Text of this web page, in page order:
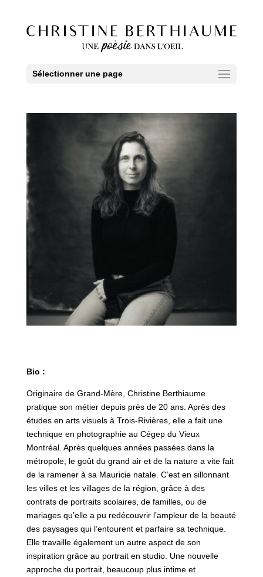
Sélectionner une page
Bio :
Originaire de Grand-Mère, Christine Berthiaume
pratique son métier depuis près de 20 ans. Après des
études en arts visuels à Trois-Rivières, elle a fait une
technique en photographie au Cégep du Vieux
Montréal. Après quelques années passées dans la
métropole, le goût du grand air et de la nature a vite fait
de la ramener à sa Mauricie natale. C’est en sillonnant
les villes et les villages de la région, grâce à des
contrats de portraits scolaires, de familles, ou de
mariages qu’elle a pu redécouvrir l’ampleur de la beauté
des paysages qui l’entourent et parfaire sa technique.
Elle travaille également un autre aspect de son
inspiration grâce au portrait en studio. Une nouvelle
approche du portrait, beaucoup plus intime et